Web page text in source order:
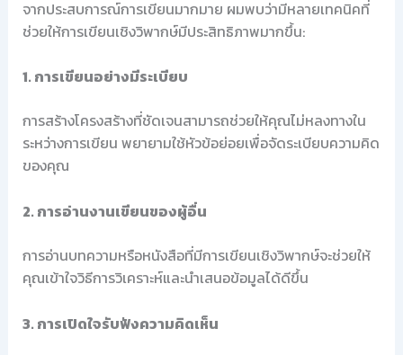
จากประสบการณ์การเขียนมากมาย ผมพบว่ามีหลายเทคนิคที่
ช่วยให้การเขียนเชิงวิพากษ์มีประสิทธิภาพมากขึ้น:
1. การเขียนอย่างมีระเบียบ
การสร้างโครงสร้างที่ชัดเจนสามารถช่วยให้คุณไม่หลงทางใน
ระหว่างการเขียน พยายามใช้หัวข้อย่อยเพื่อจัดระเบียบความคิด
ของคุณ
2. การอ่านงานเขียนของผู้อื่น
การอ่านบทความหรือหนังสือที่มีการเขียนเชิงวิพากษ์จะช่วยให้
คุณเข้าใจวิธีการวิเคราะห์และนำเสนอข้อมูลได้ดีขึ้น
3. การเปิดใจรับฟังความคิดเห็น